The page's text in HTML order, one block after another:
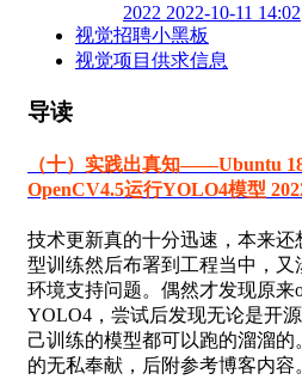
2022 2022-10-11 14:02
视觉招聘小黑板
视觉项目供求信息
导读
（十）实践出真知——Ubuntu
OpenCV4.5运行YOLO4模型
技术更新真的十分迅速，本来
型训练然后布署到工程当中，
环境支持问题。偶然才发现原来
YOLO4，尝试后发现无论是开
己训练的模型都可以跑的溜溜
的无私奉献，后附参考博客内容